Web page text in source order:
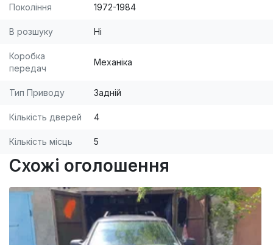
Покоління 1972-1984
В розшуку Ні
Коробка
передач
Механіка
Тип Приводу Задній
Кількість дверей 4
Кількість місць 5
Схожі оголошення